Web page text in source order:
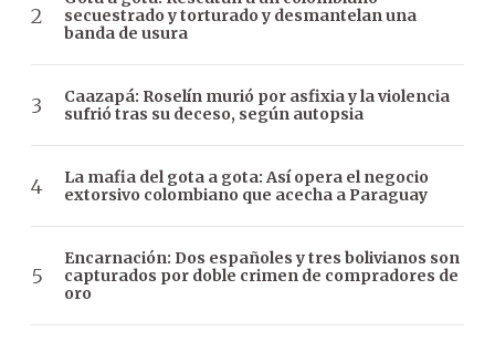
secuestrado y torturado y desmantelan una
banda de usura
Caazapá: Roselín murió por asfixia y la violencia
sufrió tras su deceso, según autopsia
La mafia del gota a gota: Así opera el negocio
extorsivo colombiano que acecha a Paraguay
Encarnación: Dos españoles y tres bolivianos son
capturados por doble crimen de compradores de
oro